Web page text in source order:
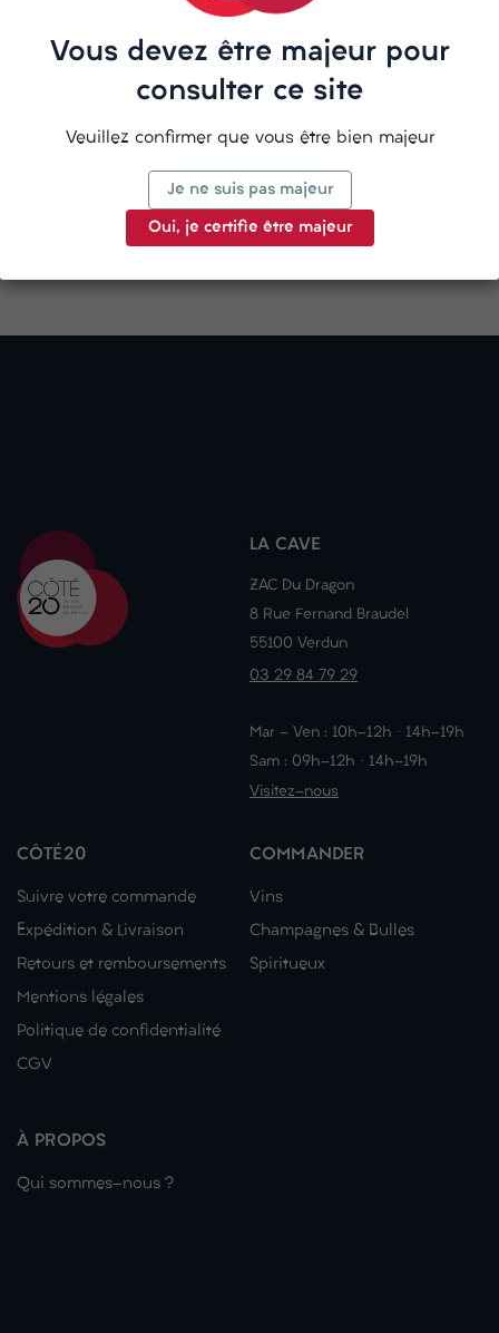
La description
Détails du produit
LA CAVE
ZAC Du Dragon
8 Rue Fernand Braudel
55100 Verdun
03 29 84 79 29
Mar - Ven : 10h-12h · 14h-19h
Sam : 09h-12h · 14h-19h
Visitez-nous
CÔTÉ20
Suivre votre commande
Expédition & Livraison
Retours et remboursements
Mentions légales
Politique de confidentialité
CGV
COMMANDER
Vins
Champagnes & Bulles
Spiritueux
À PROPOS
Qui sommes-nous ?
Vous devez être majeur pour
consulter ce site
Veuillez confirmer que vous être bien majeur
Je ne suis pas majeur
Oui, je certifie être majeur